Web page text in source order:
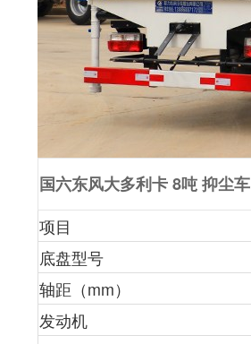
国六东风大多利卡 8吨 抑尘车
项目
底盘型号
轴距（mm）
发动机